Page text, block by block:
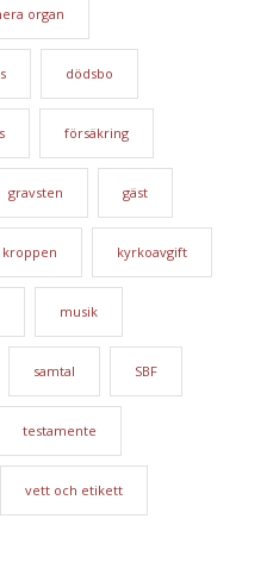
organ
dödsbo
försäkring
gravsten gäst
kroppen kyrkoavgift
musik
samtal SBF
testamente
vett och etikett